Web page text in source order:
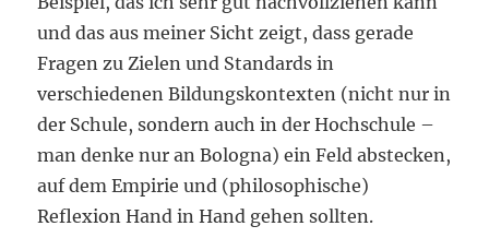
und das aus meiner Sicht zeigt, dass gerade
Fragen zu Zielen und Standards in
verschiedenen Bildungskontexten (nicht nur in
der Schule, sondern auch in der Hochschule –
man denke nur an Bologna) ein Feld abstecken,
auf dem Empirie und (philosophische)
Reflexion Hand in Hand gehen sollten.